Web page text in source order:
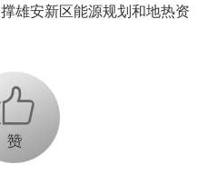
雄安新区能源规划和地热资
+1